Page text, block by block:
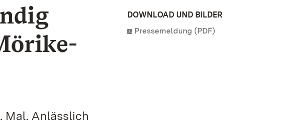
Mal. Anlässlich
DOWNLOAD UND BILDER
Pressemeldung (PDF)